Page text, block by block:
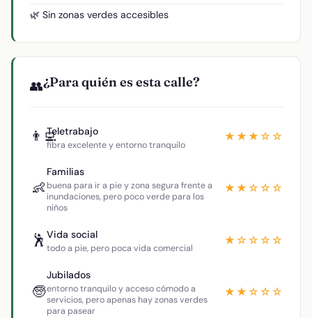
🌿 Sin zonas verdes accesibles
👥¿Para quién es esta calle?
👨‍💻Teletrabajo
fibra excelente y entorno tranquilo
★★★☆☆
👶
Familias
buena para ir a pie y zona segura frente a
inundaciones, pero poco verde para los
niños
★★☆☆☆
🕺 Vida social
todo a pie, pero poca vida comercial
★☆☆☆☆
🧓
Jubilados
entorno tranquilo y acceso cómodo a
servicios, pero apenas hay zonas verdes
para pasear
★★☆☆☆